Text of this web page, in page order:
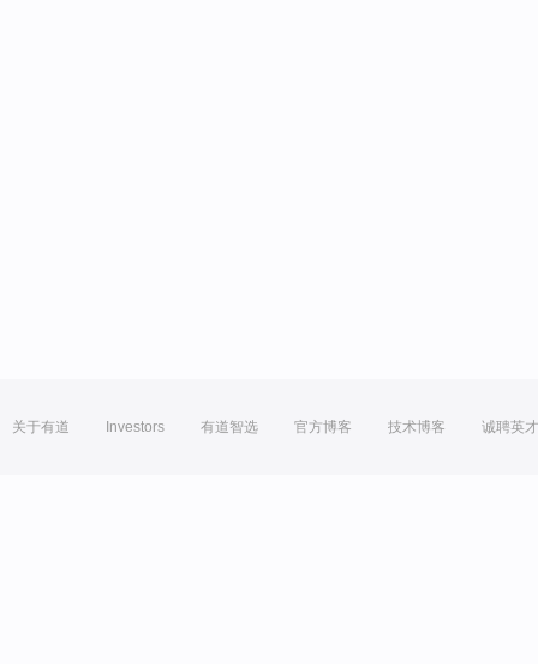
关于有道 Investors 有道智选 官方博客 技术博客 诚聘英才